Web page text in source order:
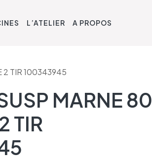
L’ATELIER A PROPOS
2 TIR 100343945
MARNE 80
TIR